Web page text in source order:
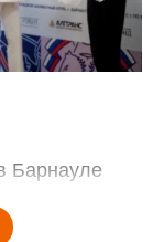
Барнауле